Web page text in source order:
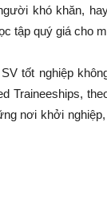
khó khăn,
tập quý giá cho
tốt nghiệp
Traineeships,
nơi khởi